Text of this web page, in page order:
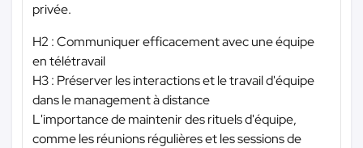
privée.
H2 : Communiquer efficacement avec une équipe
en télétravail
H3 : Préserver les interactions et le travail d'équipe
dans le management à distance
L'importance de maintenir des rituels d'équipe,
comme les réunions régulières et les sessions de